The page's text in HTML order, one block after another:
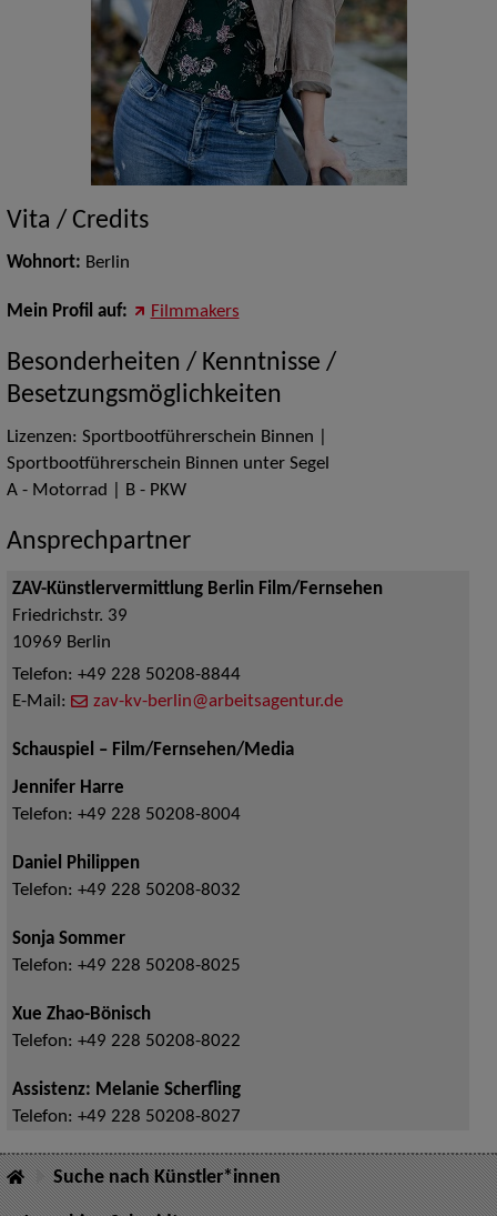
Vita / Credits
Wohnort: Berlin
Mein Profil auf: Filmmakers
Besonderheiten / Kenntnisse /
Besetzungsmöglichkeiten
Lizenzen: Sportbootführerschein Binnen |
Sportbootführerschein Binnen unter Segel
A - Motorrad | B - PKW
Ansprechpartner
ZAV-Künstlervermittlung Berlin Film/Fernsehen
Friedrichstr. 39
10969 Berlin
Telefon: +49 228 50208-8844
E-Mail:
zav-kv-berlin@arbeitsagentur.de
Schauspiel – Film/Fernsehen/Media
Jennifer Harre
Telefon: +49 228 50208-8004
Daniel Philippen
Telefon: +49 228 50208-8032
Sonja Sommer
Telefon: +49 228 50208-8025
Xue Zhao-Bönisch
Telefon: +49 228 50208-8022
Assistenz: Melanie Scherfling
Telefon: +49 228 50208-8027
Suche nach Künstler*innen